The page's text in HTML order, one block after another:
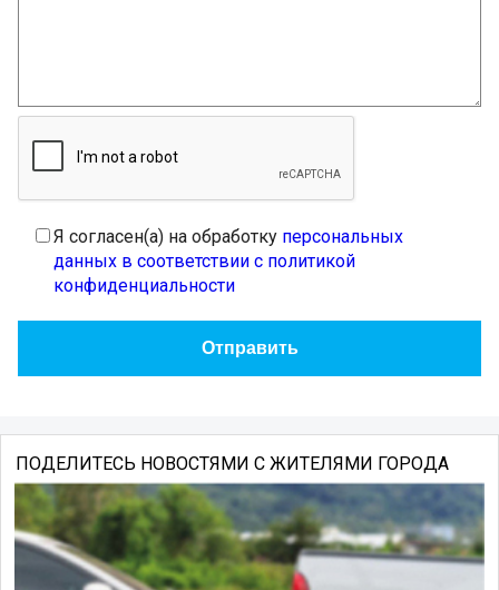
Я согласен(а) на обработку персональных
данных в соответствии с политикой
конфиденциальности
ПОДЕЛИТЕСЬ НОВОСТЯМИ С ЖИТЕЛЯМИ ГОРОДА